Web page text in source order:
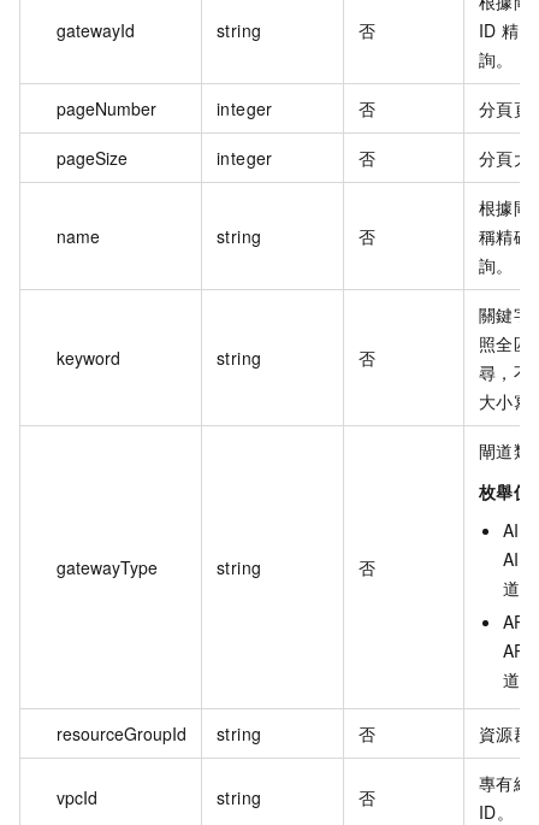
gatewayId string 否
ID 精
詢。
pageNumber integer 否 分頁頁
pageSize integer 否 分頁大
name string 否
根據閘
稱精確
詢。
keyword string 否
關鍵字
照全匹
尋，不
大小寫
gatewayType string 否
閘道類
枚舉值
AI :
AI
道。
API :
API
道。
resourceGroupId string 否 資源群
vpcId string 否
專有網
ID。